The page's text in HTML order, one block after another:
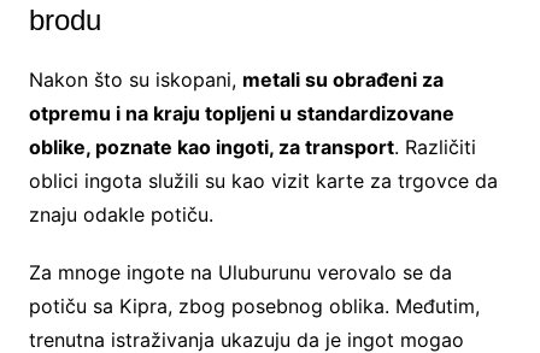
brodu
Nakon što su iskopani, metali su obrađeni za
otpremu i na kraju topljeni u standardizovane
oblike, poznate kao ingoti, za transport. Različiti
oblici ingota služili su kao vizit karte za trgovce da
znaju odakle potiču.
Za mnoge ingote na Uluburunu verovalo se da
potiču sa Kipra, zbog posebnog oblika. Međutim,
trenutna istraživanja ukazuju da je ingot mogao